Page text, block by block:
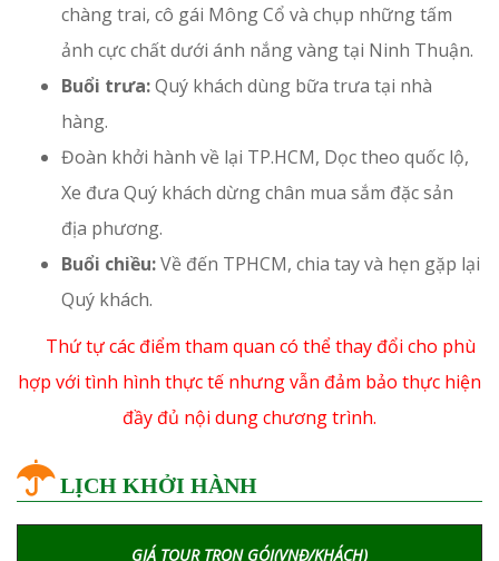
chàng trai, cô gái Mông Cổ và chụp những tấm
ảnh cực chất dưới ánh nắng vàng tại Ninh Thuận.
Buổi trưa:Quý khách dùng bữa trưa tại nhà
hàng.
Đoàn khởi hành về lại TP.HCM, Dọc theo quốc lộ,
Xe đưa Quý khách dừng chân mua sắm đặc sản
địa phương.
Buổi chiều:Về đến TPHCM, chia tay và hẹn gặp lại
Quý khách.
Thứ tự các điểm tham quan có thể thay đổi cho phù
hợp với tình hình thực tế nhưng vẫn đảm bảo thực hiện
đầy đủ nội dung chương trình.
LỊCH KHỞI HÀNH
GIÁ TOUR TRỌN GÓI(VNĐ/KHÁCH)